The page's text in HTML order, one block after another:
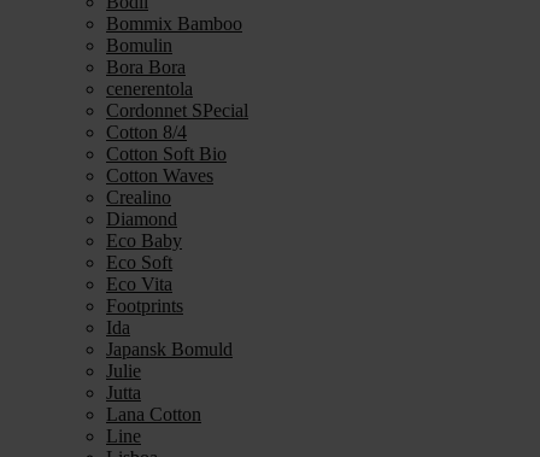
Bommix Bamboo
Bomulin
Bora Bora
cenerentola
Cordonnet SPecial
Cotton 8/4
Cotton Soft Bio
Cotton Waves
Crealino
Diamond
Eco Baby
Eco Soft
Eco Vita
Footprints
Ida
Japansk Bomuld
Julie
Jutta
Lana Cotton
Line